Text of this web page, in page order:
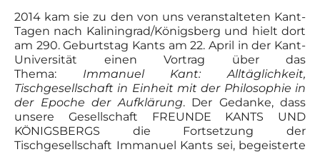
2014 kam sie zu den von uns veranstalteten Kant-
Tagen nach Kaliningrad/Königsberg und hielt dort
am 290. Geburtstag Kants am 22. April in der Kant-
Universität einen Vortrag über das
Thema: Immanuel Kant: Alltäglichkeit,
Tischgesellschaft in Einheit mit der Philosophie in
der Epoche der Aufklärung. Der Gedanke, dass
unsere Gesellschaft FREUNDE KANTS UND
KÖNIGSBERGS die Fortsetzung der
Tischgesellschaft Immanuel Kants sei, begeisterte